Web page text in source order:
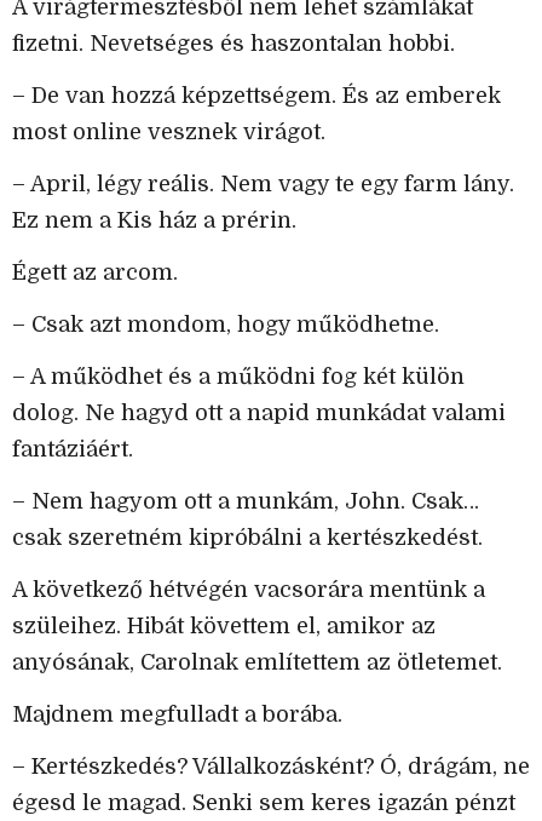
A virágtermesztésből nem lehet számlákat
fizetni. Nevetséges és haszontalan hobbi.
– De van hozzá képzettségem. És az emberek
most online vesznek virágot.
– April, légy reális. Nem vagy te egy farm lány.
Ez nem a Kis ház a prérin.
Égett az arcom.
– Csak azt mondom, hogy működhetne.
– A működhet és a működni fog két külön
dolog. Ne hagyd ott a napid munkádat valami
fantáziáért.
– Nem hagyom ott a munkám, John. Csak…
csak szeretném kipróbálni a kertészkedést.
A következő hétvégén vacsorára mentünk a
szüleihez. Hibát követtem el, amikor az
anyósának, Carolnak említettem az ötletemet.
Majdnem megfulladt a borába.
– Kertészkedés? Vállalkozásként? Ó, drágám, ne
égesd le magad. Senki sem keres igazán pénzt